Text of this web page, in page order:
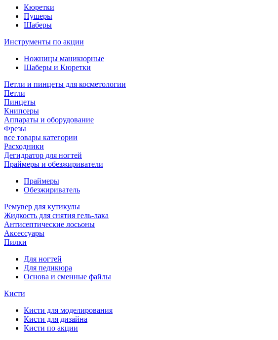
Кюретки
Пушеры
Шаберы
Инструменты по акции
Ножницы маникюрные
Шаберы и Кюретки
Петли и пинцеты для косметологии
Петли
Пинцеты
Книпсеры
Аппараты и оборудование
Фрезы
все товары категории
Расходники
Дегидратор для ногтей
Праймеры и обезжириватели
Праймеры
Обезжириватель
Ремувер для кутикулы
Жидкость для снятия гель-лака
Антисептические лосьоны
Аксессуары
Пилки
Для ногтей
Для педикюра
Основа и сменные файлы
Кисти
Кисти для моделирования
Кисти для дизайна
Кисти по акции